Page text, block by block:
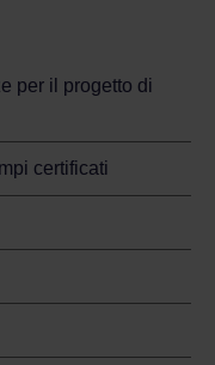
per il progetto di
certificati